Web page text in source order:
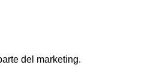
del marketing.